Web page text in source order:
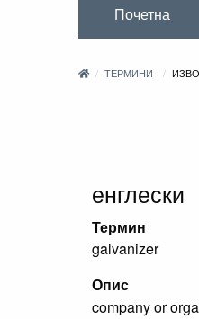
Почетна
ТЕРМИНИ
енглески
Термин
galvanizer
Опис
company or